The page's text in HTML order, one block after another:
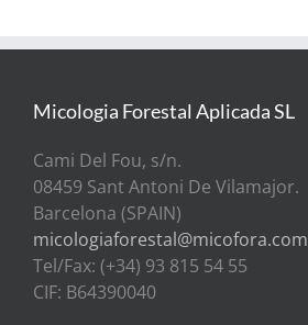
Micologia Forestal Aplicada SL
Cami Del Fou, s/n.
08459 Sant Antoni De Vilamajor.
Barcelona (SPAIN)
micologiaforestal@micofora.com
Tel/Fax: (+34) 93 815 54 55
CIF: B64390040